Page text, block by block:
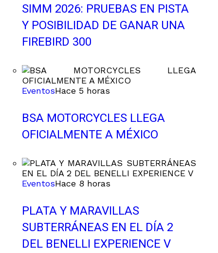
SIMM 2026: PRUEBAS EN PISTA
Y POSIBILIDAD DE GANAR UNA
FIREBIRD 300
EventosHace 5 horas
BSA MOTORCYCLES LLEGA
OFICIALMENTE A MÉXICO
EventosHace 8 horas
PLATA Y MARAVILLAS
SUBTERRÁNEAS EN EL DÍA 2
DEL BENELLI EXPERIENCE V